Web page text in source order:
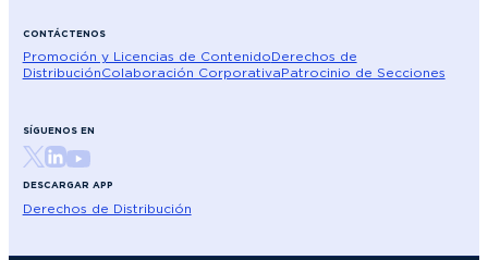
CONTÁCTENOS
Promoción y Licencias de ContenidoDerechos de
DistribuciónColaboración CorporativaPatrocinio de Secciones
SÍGUENOS EN
DESCARGAR APP
Derechos de Distribución